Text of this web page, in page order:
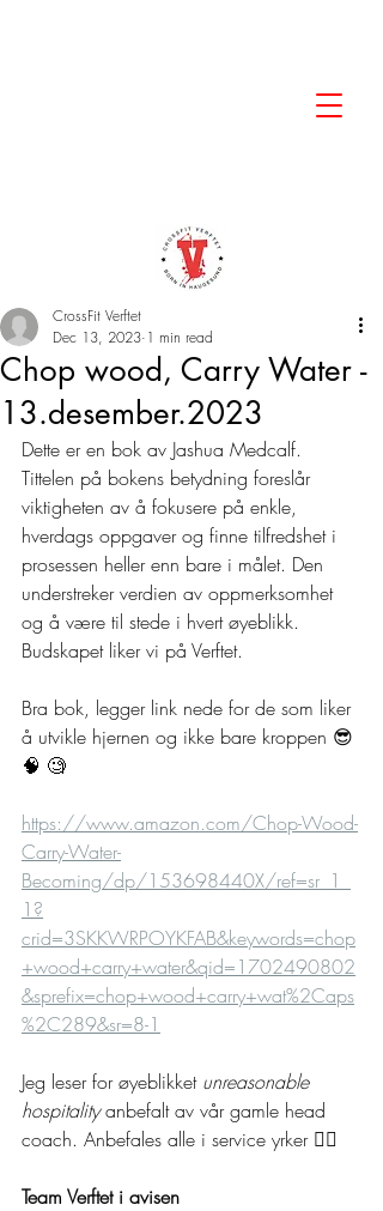
Chop wood, Carry Water -
13.desember.2023
CrossFit Verftet
Dec 13, 2023 1 min read
Dette er en bok av Jashua Medcalf.
Tittelen på bokens betydning foreslår
viktigheten av å fokusere på enkle,
hverdags oppgaver og finne tilfredshet i
prosessen heller enn bare i målet. Den
understreker verdien av oppmerksomhet
og å være til stede i hvert øyeblikk.
Budskapet liker vi på Verftet.
Bra bok, legger link nede for de som liker
å utvikle hjernen og ikke bare kroppen 😎
🧠 🧐
https://www.amazon.com/Chop-Wood-
Carry-Water-
Becoming/dp/153698440X/ref=sr_1_
1?
crid=3SKKWRPOYKFAB&keywords=chop
+wood+carry+water&qid=1702490802
&sprefix=chop+wood+carry+wat%2Caps
%2C289&sr=8-1
Jeg leser for øyeblikket unreasonable
hospitality anbefalt av vår gamle head
coach. Anbefales alle i service yrker 👌🏼
Team Verftet i avisen